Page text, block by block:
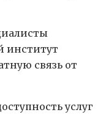
институт
связь от
услуг